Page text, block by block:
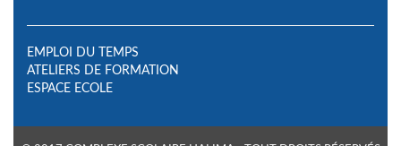
EMPLOI DU TEMPS
ATELIERS DE FORMATION
ESPACE ECOLE